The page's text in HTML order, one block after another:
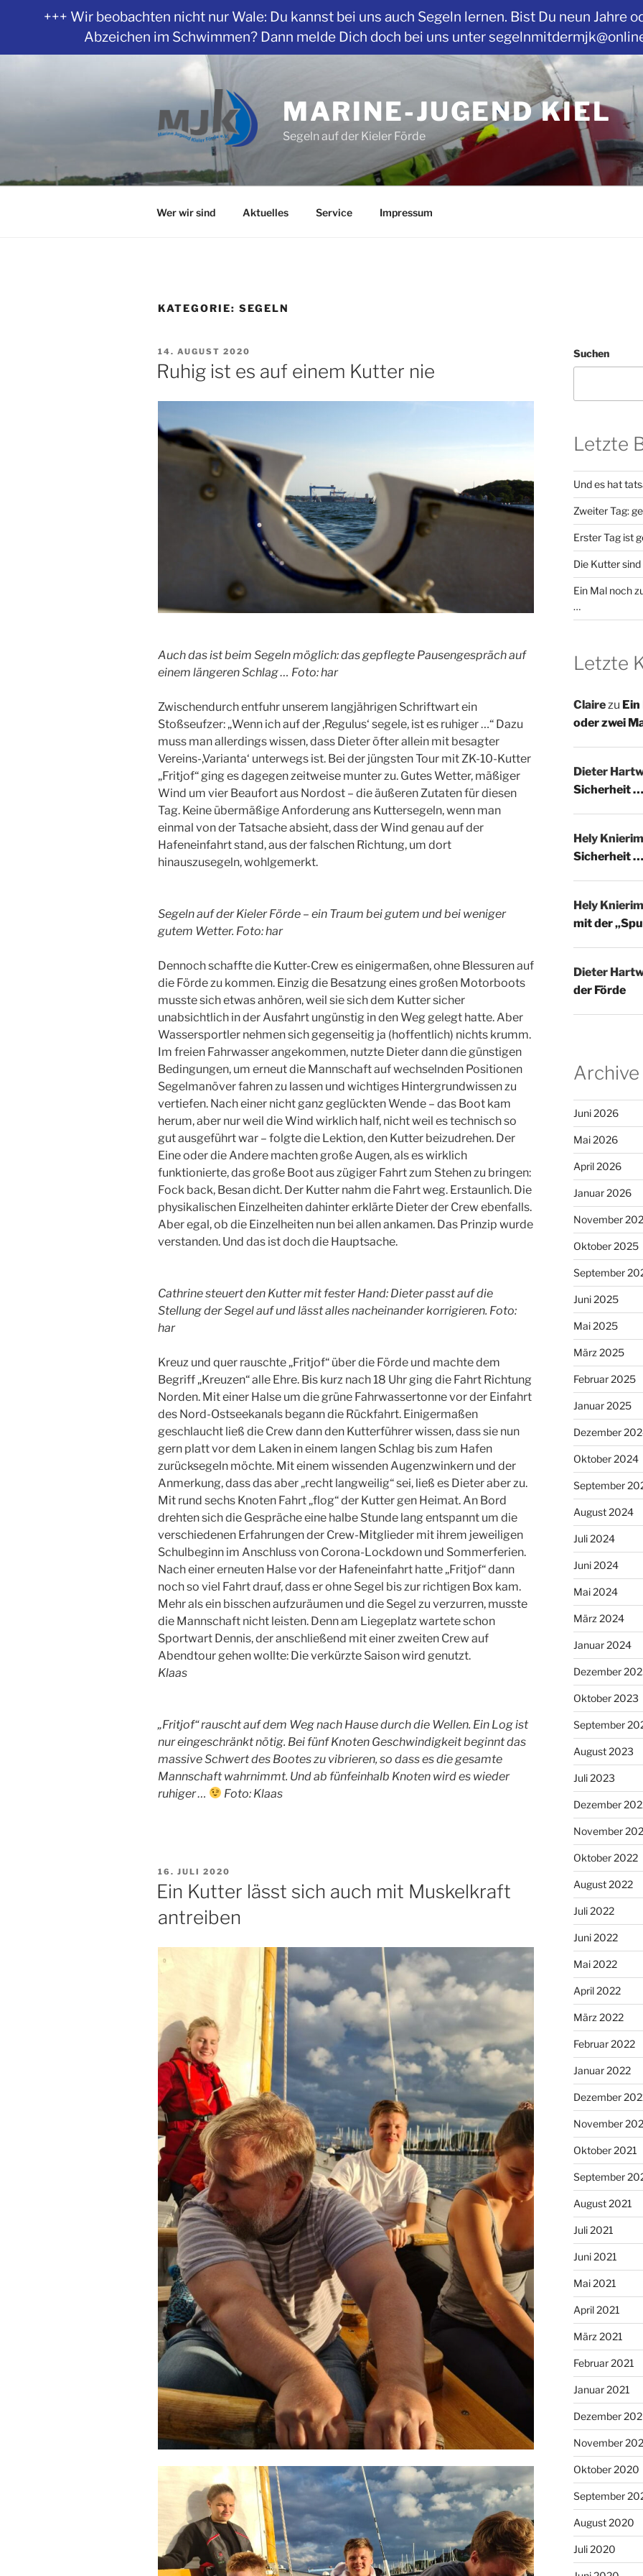
MARINE-JUGEND KIEL
Segeln auf der Kieler Förde
Wer wir sind Aktuelles Service Impressum
KATEGORIE: SEGELN
VERÖFFENTLICHT
AM
14. AUGUST 2020
Ruhig ist es auf einem Kutter nie
Auch das ist beim Segeln möglich: das gepflegte Pausengespräch auf
einem längeren Schlag … Foto: har
Zwischendurch entfuhr unserem langjährigen Schriftwart ein
Stoßseufzer: „Wenn ich auf der ,Regulus‘ segele, ist es ruhiger …“ Dazu
muss man allerdings wissen, dass Dieter öfter allein mit besagter
Vereins-,Varianta‘ unterwegs ist. Bei der jüngsten Tour mit ZK-10-Kutter
„Fritjof“ ging es dagegen zeitweise munter zu. Gutes Wetter, mäßiger
Wind um vier Beaufort aus Nordost – die äußeren Zutaten für diesen
Tag. Keine übermäßige Anforderung ans Kuttersegeln, wenn man
einmal von der Tatsache absieht, dass der Wind genau auf der
Hafeneinfahrt stand, aus der falschen Richtung, um dort
hinauszusegeln, wohlgemerkt.
Segeln auf der Kieler Förde – ein Traum bei gutem und bei weniger
gutem Wetter. Foto: har
Dennoch schaffte die Kutter-Crew es einigermaßen, ohne Blessuren auf
die Förde zu kommen. Einzig die Besatzung eines großen Motorboots
musste sich etwas anhören, weil sie sich dem Kutter sicher
unabsichtlich in der Ausfahrt ungünstig in den Weg gelegt hatte. Aber
Wassersportler nehmen sich gegenseitig ja (hoffentlich) nichts krumm.
Im freien Fahrwasser angekommen, nutzte Dieter dann die günstigen
Bedingungen, um erneut die Mannschaft auf wechselnden Positionen
Segelmanöver fahren zu lassen und wichtiges Hintergrundwissen zu
vertiefen. Nach einer nicht ganz geglückten Wende – das Boot kam
herum, aber nur weil die Wind wirklich half, nicht weil es technisch so
gut ausgeführt war – folgte die Lektion, den Kutter beizudrehen. Der
Eine oder die Andere machten große Augen, als es wirklich
funktionierte, das große Boot aus zügiger Fahrt zum Stehen zu bringen:
Fock back, Besan dicht. Der Kutter nahm die Fahrt weg. Erstaunlich. Die
physikalischen Einzelheiten dahinter erklärte Dieter der Crew ebenfalls.
Aber egal, ob die Einzelheiten nun bei allen ankamen. Das Prinzip wurde
verstanden. Und das ist doch die Hauptsache.
Cathrine steuert den Kutter mit fester Hand: Dieter passt auf die
Stellung der Segel auf und lässt alles nacheinander korrigieren. Foto:
har
Kreuz und quer rauschte „Fritjof“ über die Förde und machte dem
Begriff „Kreuzen“ alle Ehre. Bis kurz nach 18 Uhr ging die Fahrt Richtung
Norden. Mit einer Halse um die grüne Fahrwassertonne vor der Einfahrt
des Nord-Ostseekanals begann die Rückfahrt. Einigermaßen
geschlaucht ließ die Crew dann den Kutterführer wissen, dass sie nun
gern platt vor dem Laken in einem langen Schlag bis zum Hafen
zurücksegeln möchte. Mit einem wissenden Augenzwinkern und der
Anmerkung, dass das aber „recht langweilig“ sei, ließ es Dieter aber zu.
Mit rund sechs Knoten Fahrt „flog“ der Kutter gen Heimat. An Bord
drehten sich die Gespräche eine halbe Stunde lang entspannt um die
verschiedenen Erfahrungen der Crew-Mitglieder mit ihrem jeweiligen
Schulbeginn im Anschluss von Corona-Lockdown und Sommerferien.
Nach einer erneuten Halse vor der Hafeneinfahrt hatte „Fritjof“ dann
noch so viel Fahrt drauf, dass er ohne Segel bis zur richtigen Box kam.
Mehr als ein bisschen aufzuräumen und die Segel zu verzurren, musste
die Mannschaft nicht leisten. Denn am Liegeplatz wartete schon
Sportwart Dennis, der anschließend mit einer zweiten Crew auf
Abendtour gehen wollte: Die verkürzte Saison wird genutzt.
Klaas
„Fritjof“ rauscht auf dem Weg nach Hausedurch die Wellen. Ein Log ist
nur eingeschränkt nötig. Bei fünf Knoten Geschwindigkeit beginnt das
massive Schwert des Bootes zu vibrieren, so dass es die gesamte
Mannschaft wahrnimmt. Und ab fünfeinhalb Knoten wird es wieder
ruhiger …
Foto: Klaas
VERÖFFENTLICHT
AM
16. JULI 2020
Ein Kutter lässt sich auch mit Muskelkraft
antreiben
Suchen
Letzte
Und es hat
Zweiter Tag:
Erster Tag ist
Die Kutter
Ein Mal noch
…
Letzte
Clairezu
oder zwei
Dieter
Sicherheit
Hely Knierim
Sicherheit
Hely Knierim
mit der
Dieter
der Förde
Archive
Juni 2026
Mai 2026
April 2026
Januar 2026
November
Oktober 2025
September
Juni 2025
Mai 2025
März 2025
Februar 2025
Januar 2025
Dezember
Oktober 2024
September
August 2024
Juli 2024
Juni 2024
Mai 2024
März 2024
Januar 2024
Dezember
Oktober 2023
September
August 2023
Juli 2023
Dezember
November
Oktober 2022
August 2022
Juli 2022
Juni 2022
Mai 2022
April 2022
März 2022
Februar 2022
Januar 2022
Dezember
November
Oktober 2021
September
August 2021
Juli 2021
Juni 2021
Mai 2021
April 2021
März 2021
Februar 2021
Januar 2021
Dezember
November
Oktober 2020
September
August 2020
Juli 2020
+++ Wir beobachten nicht nur Wale: Du kannst bei uns auch Segeln lernen. Bist Du neun Jahre
Abzeichen im Schwimmen? Dann melde Dich doch bei uns unter